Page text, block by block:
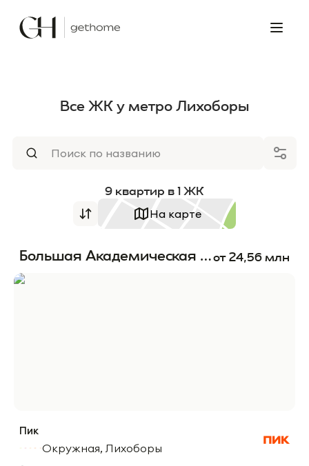
Все ЖК у метро Лихоборы
9 квартир в 1 ЖК
На карте
Большая Академическая 85от 24,56 млн
Пик
Окружная, Лихоборы